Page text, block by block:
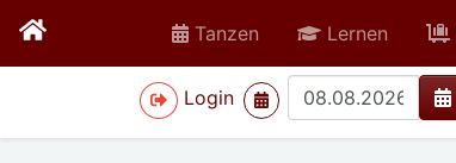
Tanzen Lernen
Login
>